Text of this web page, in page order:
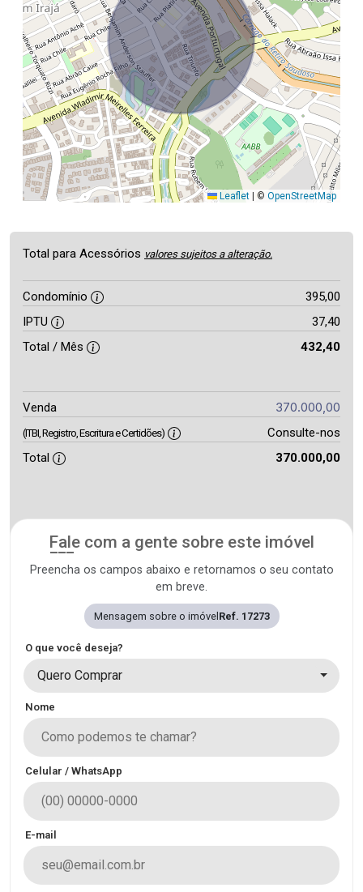
Leaflet © OpenStreetMap
Total para Acessórios valores sujeitos a alteração.
Condomínio
395,00
IPTU
37,40
Total / Mês
432,40
Venda 370.000,00
(ITBI, Registro, Escritura e Certidões)
Consulte-nos
Total
370.000,00
Fale com a gente sobre este imóvel
Preencha os campos abaixo e retornamos o seu contato
em breve.
Mensagem sobre o imóvel Ref. 17273
O que você deseja?
Quero Comprar
Nome
Celular / WhatsApp
E-mail